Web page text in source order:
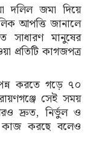
দলিল জমা দিয়ে
আপত্তি জানালে
সাধারণ মানুষের
প্রতিটি কাগজপত্র
করতে গড়ে ৭০
সেই সময়
দ্রুত, নির্ভুল ও
কাজ করছে বলেও